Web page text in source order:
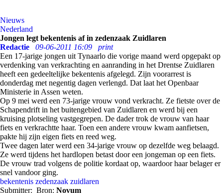
Nieuws
Nederland
Jongen legt bekentenis af in zedenzaak Zuidlaren
Redactie
09-06-2011 16:09
print
Een 17-jarige jongen uit Tynaarlo die vorige maand werd opgepakt op
verdenking van verkrachting en aanranding in het Drentse Zuidlaren
heeft een gedeeltelijke bekentenis afgelegd. Zijn voorarrest is
donderdag met negentig dagen verlengd. Dat laat het Openbaar
Ministerie in Assen weten.
Op 9 mei werd een 73-jarige vrouw vond verkracht. Ze fietste over de
Schapendrift in het buitengebied van Zuidlaren en werd bij een
kruising plotseling vastgegrepen. De dader trok de vrouw van haar
fiets en verkrachtte haar. Toen een andere vrouw kwam aanfietsen,
pakte hij zijn eigen fiets en reed weg.
Twee dagen later werd een 34-jarige vrouw op dezelfde weg belaagd.
Ze werd tijdens het hardlopen betast door een jongeman op een fiets.
De vrouw trad volgens de politie kordaat op, waardoor haar belager er
snel vandoor ging.
bekentenis zedenzaak zuidlaren
Submitter: Bron: Novum